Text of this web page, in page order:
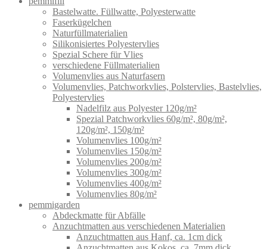
Bastelwatte. Füllwatte, Polyesterwatte
Faserkügelchen
Naturfüllmaterialien
Silikonisiertes Polyestervlies
Spezial Schere für Vlies
verschiedene Füllmaterialien
Volumenvlies aus Naturfasern
Volumenvlies, Patchworkvlies, Polstervlies, Bastelvlies,
Polyestervlies
Nadelfilz aus Polyester 120g/m²
Spezial Patchworkvlies 60g/m², 80g/m²,
120g/m², 150g/m²
Volumenvlies 100g/m²
Volumenvlies 150g/m²
Volumenvlies 200g/m²
Volumenvlies 300g/m²
Volumenvlies 400g/m²
Volumenvlies 80g/m²
pemmigarden
Abdeckmatte für Abfälle
Anzuchtmatten aus verschiedenen Materialien
Anzuchtmatten aus Hanf, ca. 1cm dick